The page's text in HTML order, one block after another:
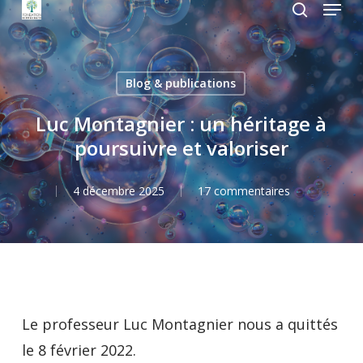
Skip
to
main
content
search
Blog & publications
Luc Montagnier : un héritage à
poursuivre et valoriser
4 décembre 2025 17 commentaires
Le professeur Luc Montagnier nous a quittés
le 8 février 2022.
Close
Menu